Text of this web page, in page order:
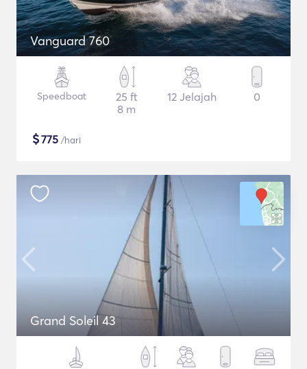
Vanguard 760
Speedboat
25 ft
8 m
12 Jelajah 0
$775 /hari
Grand Soleil 43